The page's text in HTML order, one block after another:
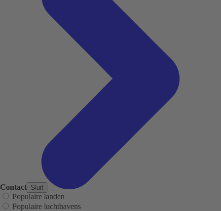
Contact Sluit
Populaire landen
Populaire luchthavens